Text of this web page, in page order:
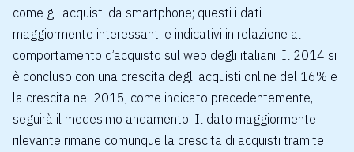
come gli acquisti da smartphone; questi i dati
maggiormente interessanti e indicativi in relazione al
comportamento d’acquisto sul web degli italiani. Il 2014 si
è concluso con una crescita degli acquisti online del 16% e
la crescita nel 2015, come indicato precedentemente,
seguirà il medesimo andamento. Il dato maggiormente
rilevante rimane comunque la crescita di acquisti tramite